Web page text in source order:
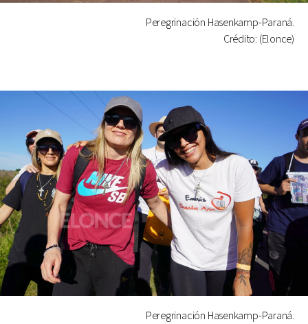
Peregrinación Hasenkamp-Paraná.
Crédito: (Elonce)
Peregrinación Hasenkamp-Paraná.